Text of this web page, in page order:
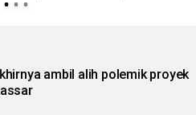
ambil alih polemik proyek